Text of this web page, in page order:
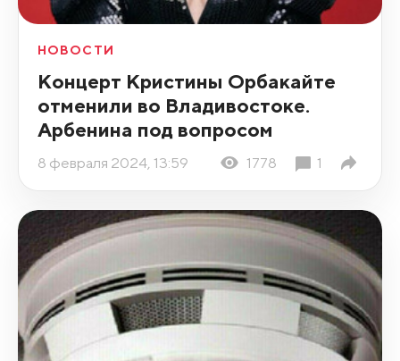
НОВОСТИ
Концерт Кристины Орбакайте
отменили во Владивостоке.
Арбенина под вопросом
8 февраля 2024, 13:59 1778 1